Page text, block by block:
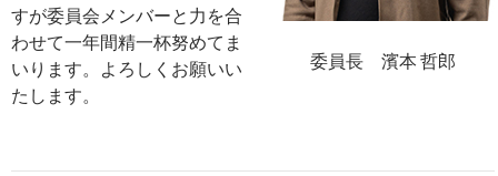
委員長 濱本 哲郎
すが委員会メンバーと力を合
わせて一年間精一杯努めてま
いります。よろしくお願いい
たします。